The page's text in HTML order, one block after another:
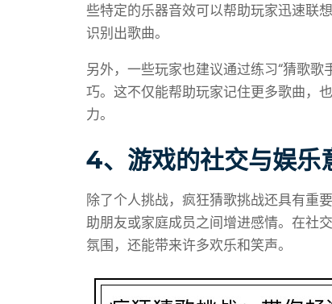
些特定的乐器音效可以帮助玩家迅速联
识别出歌曲。
另外，一些玩家也建议通过练习“猜歌歌
巧。这不仅能帮助玩家记住更多歌曲，
力。
4、游戏的社交与娱乐
除了个人挑战，疯狂猜歌挑战还具有重
助朋友或家庭成员之间增进感情。在社
氛围，还能带来许多欢乐和笑声。